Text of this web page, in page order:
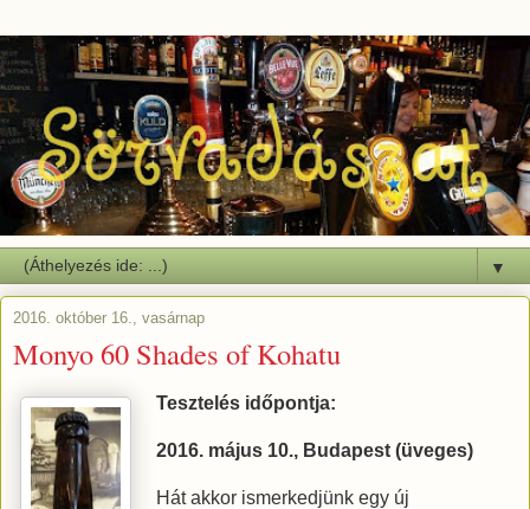
▼
2016. október 16., vasárnap
Monyo 60 Shades of Kohatu
Tesztelés időpontja:
2016. május 10., Budapest (üveges)
Hát akkor ismerkedjünk egy új